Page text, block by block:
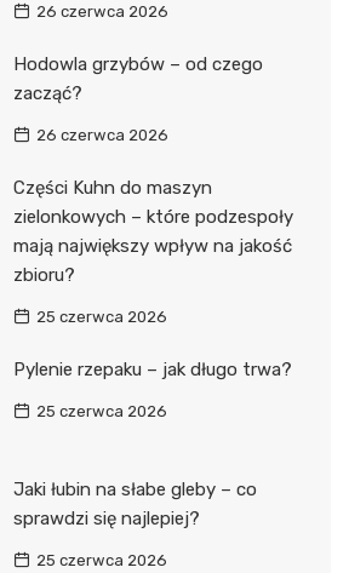
26 czerwca 2026
Hodowla grzybów – od czego
zacząć?
26 czerwca 2026
Części Kuhn do maszyn
zielonkowych – które podzespoły
mają największy wpływ na jakość
zbioru?
25 czerwca 2026
Pylenie rzepaku – jak długo trwa?
25 czerwca 2026
Jaki łubin na słabe gleby – co
sprawdzi się najlepiej?
25 czerwca 2026